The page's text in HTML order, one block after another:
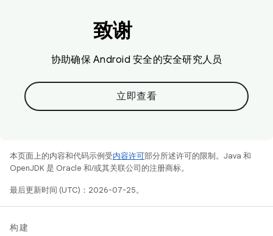
致谢
协助确保 Android 安全的安全研究人员
立即查看
本页面上的内容和代码示例受内容许可部分所述许可的限制。Java 和
OpenJDK 是 Oracle 和/或其关联公司的注册商标。
最后更新时间 (UTC)：2026-07-25。
构建